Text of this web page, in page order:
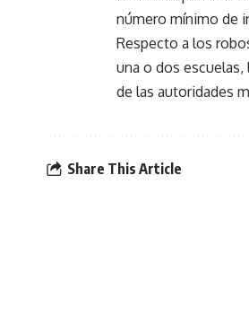
número mínimo de
Respecto a los
una o dos
de las autoridades
Share This Article